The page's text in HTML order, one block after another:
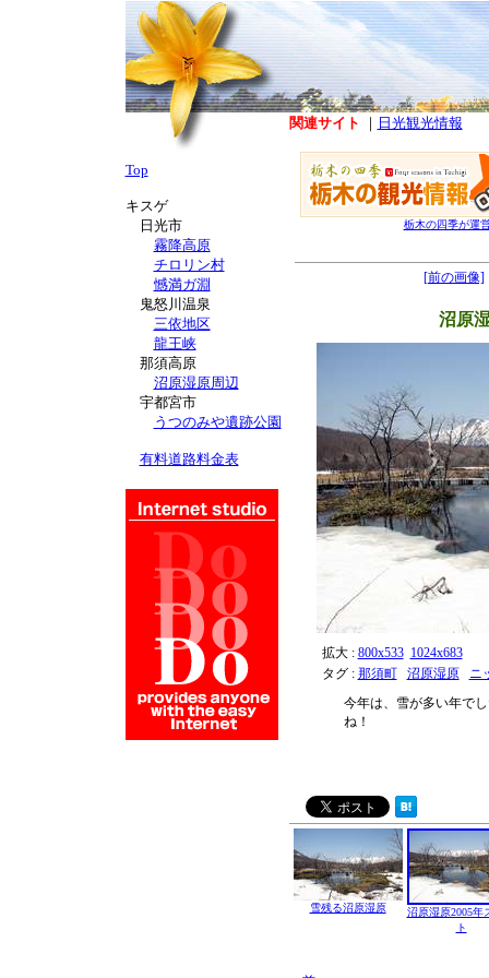
関連サイト ｜ 日光観光情報
栃木の四季が運
[前の画像]
沼原
拡大 : 800x533 1024x683
タグ : 那須町 沼原湿原
ニ
今年は、雪が多い年で
ね！
雪残る沼原湿原
沼原湿原2005年
ト
Top
キスゲ
日光市
霧降高原
チロリン村
憾満ガ淵
鬼怒川温泉
三依地区
龍王峡
那須高原
沼原湿原周辺
宇都宮市
うつのみや遺跡公園
有料道路料金表